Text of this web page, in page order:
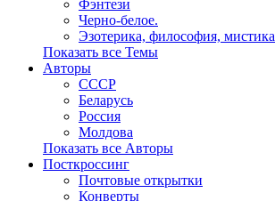
Фэнтези
Черно-белое.
Эзотерика, философия, мистика
Показать все Темы
Авторы
СССР
Беларусь
Россия
Молдова
Показать все Авторы
Посткроссинг
Почтовые открытки
Конверты